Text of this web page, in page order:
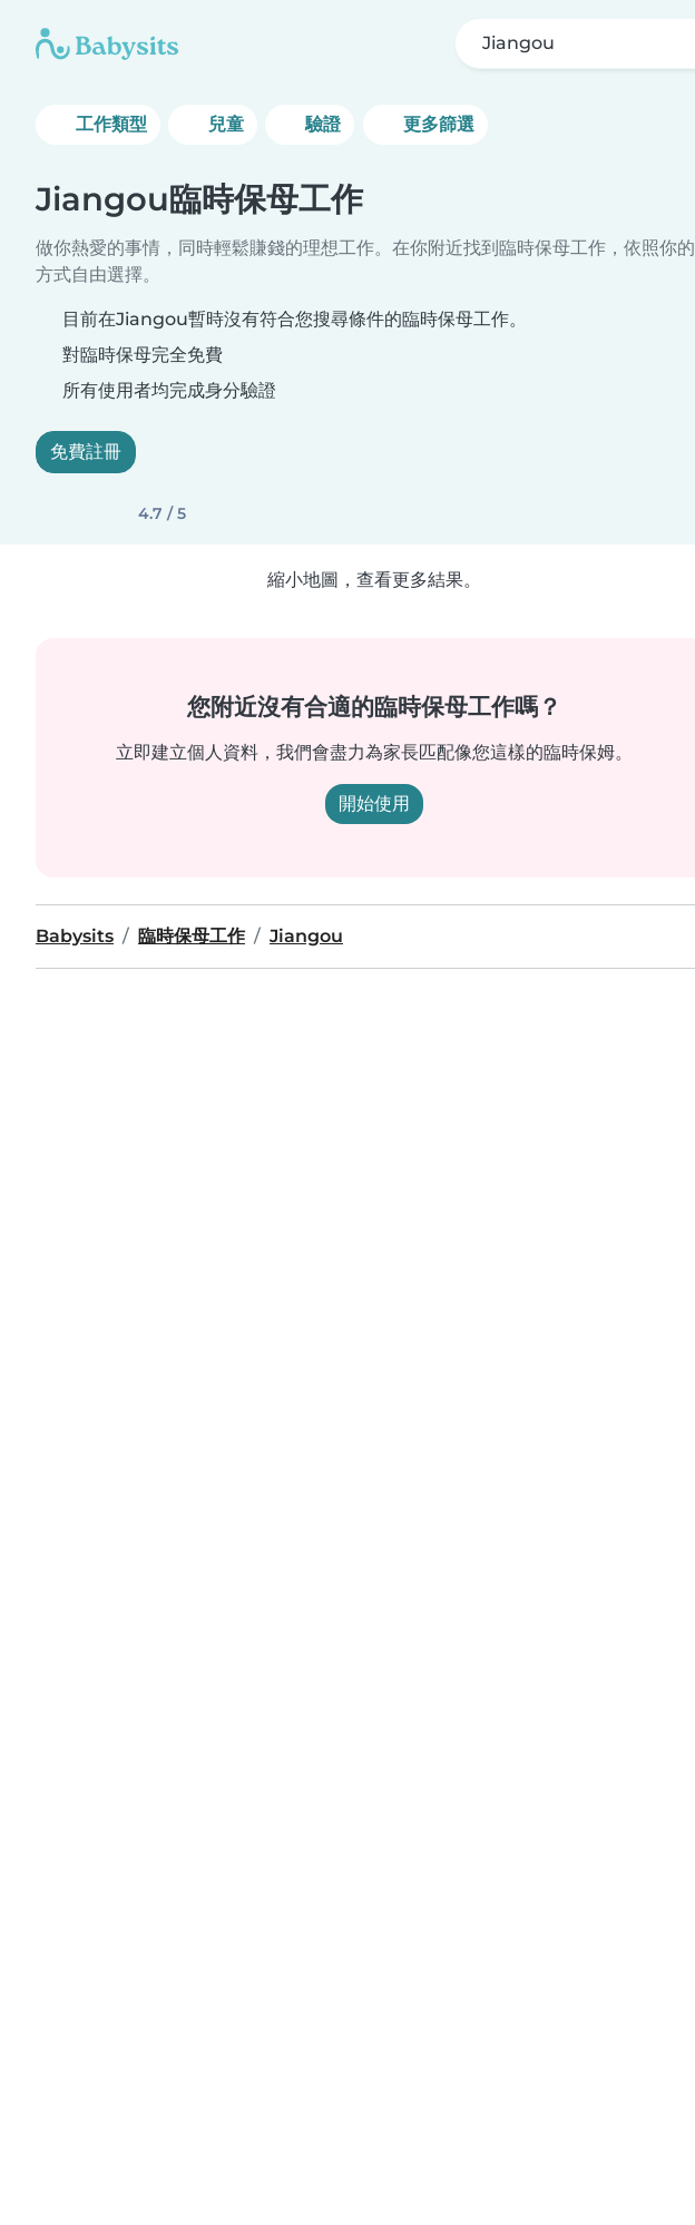
Jiangou
工作類型 兒童 驗證 更多篩選
Jiangou臨時保母工作
做你熱愛的事情，同時輕鬆賺錢的理想工作。在你附近找到臨時保母工作，依照你的
方式自由選擇。
目前在Jiangou暫時沒有符合您搜尋條件的臨時保母工作。
對臨時保母完全免費
所有使用者均完成身分驗證
免費註冊
4.7 / 5
縮小地圖，查看更多結果。
您附近沒有合適的臨時保母工作嗎？
立即建立個人資料，我們會盡力為家長匹配像您這樣的臨時保姆。
開始使用
Babysits 臨時保母工作 Jiangou